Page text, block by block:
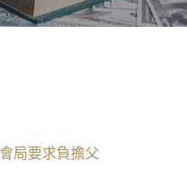
局要求負擔父